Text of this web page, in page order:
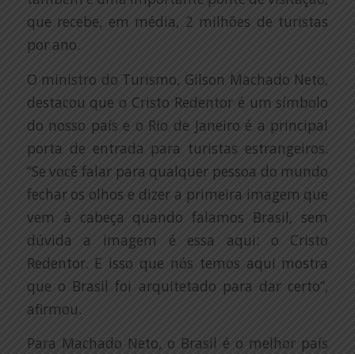
que recebe, em média, 2 milhões de turistas
por ano.
O ministro do Turismo, Gilson Machado Neto,
destacou que o Cristo Redentor é um símbolo
do nosso país e o Rio de Janeiro é a principal
porta de entrada para turistas estrangeiros.
“Se você falar para qualquer pessoa do mundo
fechar os olhos e dizer a primeira imagem que
vem à cabeça quando falamos Brasil, sem
dúvida a imagem é essa aqui: o Cristo
Redentor. E isso que nós temos aqui mostra
que o Brasil foi arquitetado para dar certo”,
afirmou.
Para Machado Neto, o Brasil é o melhor país